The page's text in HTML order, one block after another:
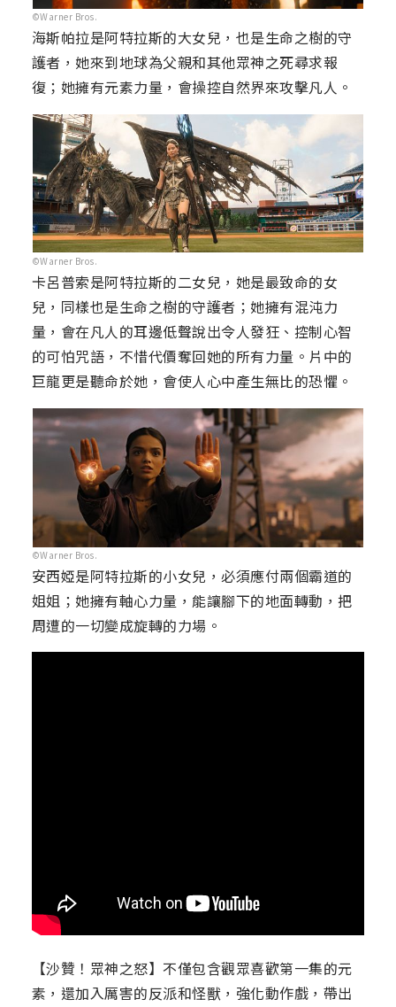
©Warner Bros.
海斯帕拉是阿特拉斯的大女兒，也是生命之樹的守
護者，她來到地球為父親和其他眾神之死尋求報
復；她擁有元素力量，會操控自然界來攻擊凡人。
©Warner Bros.
卡呂普索是阿特拉斯的二女兒，她是最致命的女
兒，同樣也是生命之樹的守護者；她擁有混沌力
量，會在凡人的耳邊低聲說出令人發狂、控制心智
的可怕咒語，不惜代價奪回她的所有力量。片中的
巨龍更是聽命於她，會使人心中產生無比的恐懼。
©Warner Bros.
安西婭是阿特拉斯的小女兒，必須應付兩個霸道的
姐姐；她擁有軸心力量，能讓腳下的地面轉動，把
周遭的一切變成旋轉的力場。
【沙贊！眾神之怒】不僅包含觀眾喜歡第一集的元
素，還加入厲害的反派和怪獸，強化動作戲，帶出